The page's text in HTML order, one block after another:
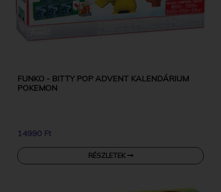
FUNKO - BITTY POP ADVENT KALENDÁRIUM
POKEMON
14990 Ft
RÉSZLETEK